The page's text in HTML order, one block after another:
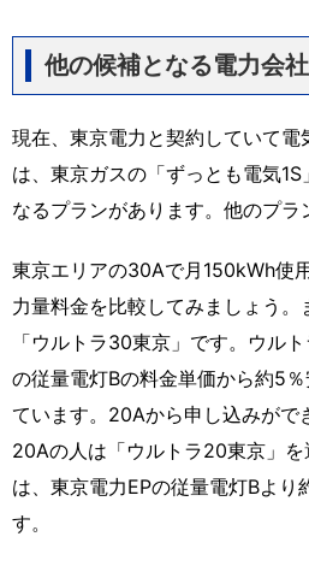
他の候補となる電力会社
現在、東京電力と契約していて電
は、東京ガスの「ずっとも電気1S
なるプランがあります。他のプラ
東京エリアの30Aで月150kWh使
力量料金を比較してみましょう
「ウルトラ30東京」です。ウル
の従量電灯Bの料金単価から約5
ています。20Aから申し込みがで
20Aの人は「ウルトラ20東京」
は、東京電力EPの従量電灯Bよ
す。